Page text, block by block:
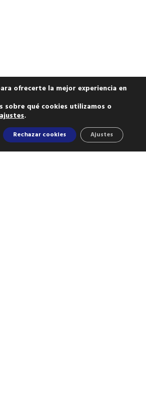
ofrecerte la mejor experiencia en
sobre qué cookies utilizamos o
ajustes.
Rechazar cookies Ajustes